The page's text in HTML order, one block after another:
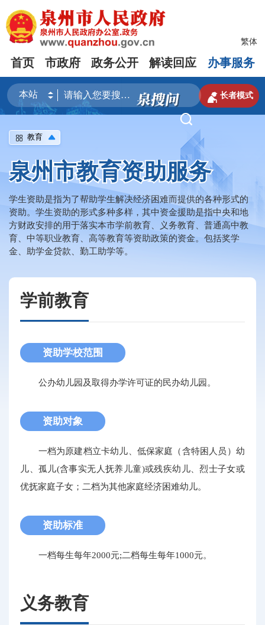
繁体
首页 市政府 政务公开 解读回应 办事服务

 长者模式
教育
泉州市教育资助服务
学生资助是指为了帮助学生解决经济困难而提供的各种形式的
资助。学生资助的形式多种多样，其中资金援助是指中央和地
方财政安排的用于落实本市学前教育、义务教育、普通高中教
育、中等职业教育、高等教育等资助政策的资金。包括奖学
金、助学金贷款、勤工助学等。
学前教育
资助学校范围
公办幼儿园及取得办学许可证的民办幼儿园。
资助对象
一档为原建档立卡幼儿、低保家庭（含特困人员）幼
儿、孤儿(含事实无人抚养儿童)或残疾幼儿、烈士子女或
优抚家庭子女；二档为其他家庭经济困难幼儿。
资助标准
一档每生每年2000元;二档每生每年1000元。
义务教育